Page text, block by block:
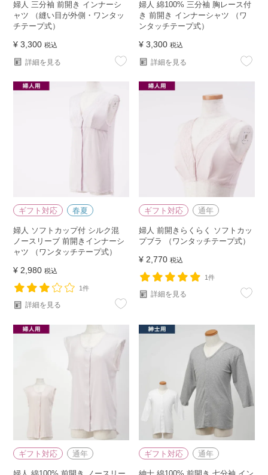
婦人 三分袖 前開き インナーシ
ャツ （縫い目が外側・ワンタッ
チテープ式）
¥ 3,300 税込
詳細を見る
婦人 綿100% 三分袖 胸レース付
き 前開き インナーシャツ （ワ
ンタッチテープ式）
¥ 3,300 税込
詳細を見る
ギフト対応 春夏
婦人 ソフトカップ付 シルク混
ノースリーブ 前開きインナーシ
ャツ （ワンタッチテープ式）
¥ 2,980 税込
1件
詳細を見る
ギフト対応 通年
婦人 前開きらくらく ソフトカッ
プブラ （ワンタッチテープ式）
¥ 2,770 税込
1件
詳細を見る
ギフト対応 通年 ギフト対応 通年